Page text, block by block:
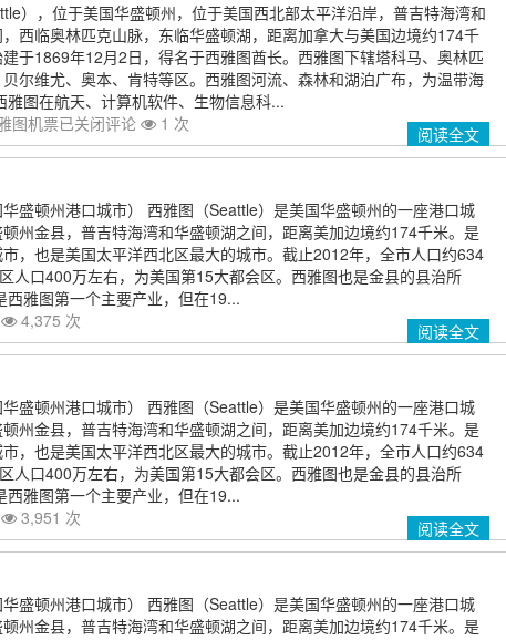
），位于美国华盛顿州，位于美国西北部太平洋沿岸，普吉特海湾和
西临奥林匹克山脉，东临华盛顿湖，距离加拿大与美国边境约174千
于1869年12月2日，得名于西雅图酋长。西雅图下辖塔科马、奥林匹
尔维尤、奥本、肯特等区。西雅图河流、森林和湖泊广布，为温带海
雅图在航天、计算机软件、生物信息科...
图机票已关闭评论 1 次 阅读全文
盛顿州港口城市） 西雅图（Seattle）是美国华盛顿州的一座港口城
州金县，普吉特海湾和华盛顿湖之间，距离美加边境约174千米。是
，也是美国太平洋西北区最大的城市。截止2012年，全市人口约634
人口400万左右，为美国第15大都会区。西雅图也是金县的县治所
西雅图第一个主要产业，但在19...
4,375 次 阅读全文
盛顿州港口城市） 西雅图（Seattle）是美国华盛顿州的一座港口城
州金县，普吉特海湾和华盛顿湖之间，距离美加边境约174千米。是
，也是美国太平洋西北区最大的城市。截止2012年，全市人口约634
人口400万左右，为美国第15大都会区。西雅图也是金县的县治所
西雅图第一个主要产业，但在19...
3,951 次 阅读全文
盛顿州港口城市） 西雅图（Seattle）是美国华盛顿州的一座港口城
州金县，普吉特海湾和华盛顿湖之间，距离美加边境约174千米。是